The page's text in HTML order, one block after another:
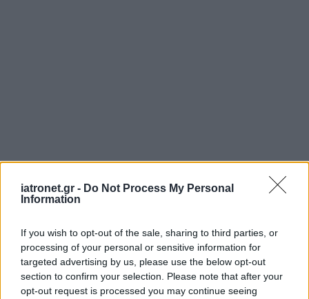
iatronet.gr - Do Not Process My Personal
Information
If you wish to opt-out of the sale, sharing to third parties, or
processing of your personal or sensitive information for
targeted advertising by us, please use the below opt-out
section to confirm your selection. Please note that after your
opt-out request is processed you may continue seeing